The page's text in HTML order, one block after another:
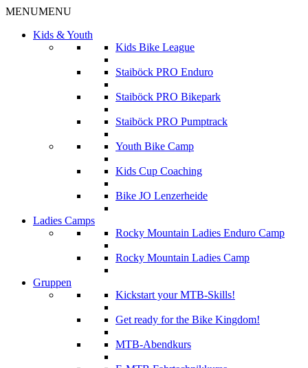
MENUMENU
Kids & Youth
Kids Bike League
Staiböck PRO Enduro
Staiböck PRO Bikepark
Staiböck PRO Pumptrack
Youth Bike Camp
Kids Cup Coaching
Bike JO Lenzerheide
Ladies Camps
Rocky Mountain Ladies Enduro Camp
Rocky Mountain Ladies Camp
Gruppen
Kickstart your MTB-Skills!
Get ready for the Bike Kingdom!
MTB-Abendkurs